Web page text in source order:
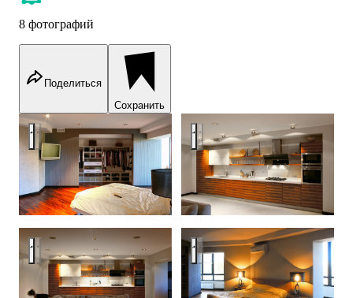
8 фотографий
Поделиться
Сохранить
Реализован 2015: 3-комнатная квартира 124 м², Ростов-на-
Реализован 2015: 3-
Реализован 2015: 3-комнатная квартира 124 м², Ростов-на-
Реализован 2015: 3-